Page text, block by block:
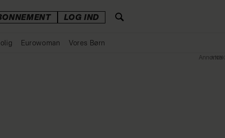
LOG IND
Eurowoman Vores Børn
Annonce